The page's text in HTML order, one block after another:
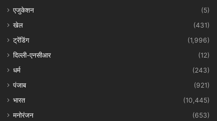
एजुकेशन
(5)
खेल
(431)
ट्रेंडिंग
(1,996)
दिल्ली-एनसीआर
(12)
धर्म
(243)
पंजाब
(921)
भारत
(10,445)
मनोरंजन
(653)